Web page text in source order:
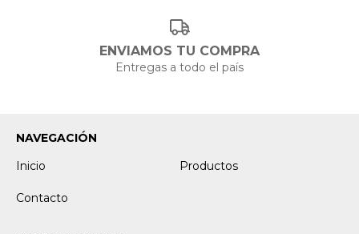
ENVIAMOS TU COMPRA
Entregas a todo el país
NAVEGACIÓN
Inicio
Productos
Contacto